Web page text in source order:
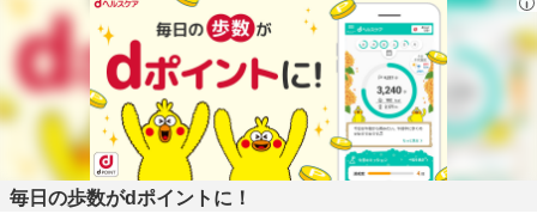
毎日の歩数がdポイントに！